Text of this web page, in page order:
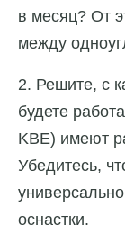
в месяц? От
между
2. Решите, с
будете
KBE) имеют
Убедитесь,
оснастки.